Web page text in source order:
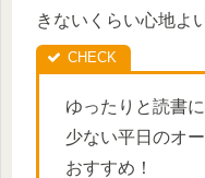
きないくらい心地よ
ゆったりと読書
少ない平日のオ
おすすめ！